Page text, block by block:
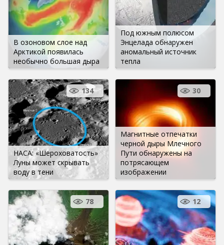
В озоновом слое над
Арктикой появилась
необычно большая дыра
Под южным полюсом
Энцелада обнаружен
аномальный источник
тепла
НАСА: «Шероховатость»
Луны может скрывать
воду в тени
134
Магнитные отпечатки
черной дыры Млечного
Пути обнаружены на
потрясающем
изображении
30
78 12